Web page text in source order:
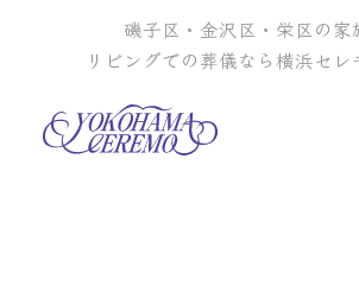
磯子区・金沢区・栄区の家
リビングでの葬儀なら横浜セレ